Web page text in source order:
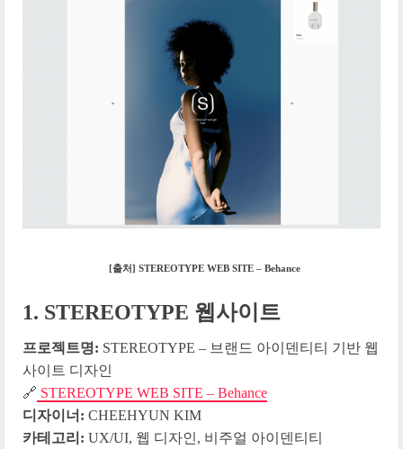
[출처] STEREOTYPE WEB SITE – Behance
1. STEREOTYPE 웹사이트
프로젝트명: STEREOTYPE – 브랜드 아이덴티티 기반 웹
사이트 디자인
🔗 STEREOTYPE WEB SITE – Behance
디자이너: CHEEHYUN KIM
카테고리: UX/UI, 웹 디자인, 비주얼 아이덴티티